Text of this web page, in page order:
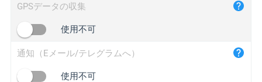
iplogger.cn
GPSデータの収集
使用不可
通知（Eメール/テレグラムへ）
使用不可